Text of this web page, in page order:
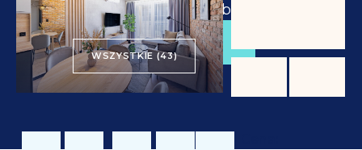
od340 zł/ doba
REZERWUJ
WSZYSTKIE (43)